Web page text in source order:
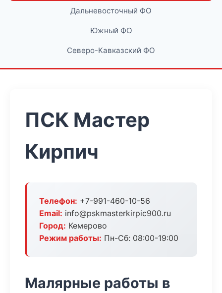
Дальневосточный ФО
Южный ФО
Северо-Кавказский ФО
ПСК Мастер
Кирпич
Телефон: +7-991-460-10-56
Email: info@pskmasterkirpic900.ru
Город: Кемерово
Режим работы: Пн-Сб: 08:00-19:00
Малярные работы в